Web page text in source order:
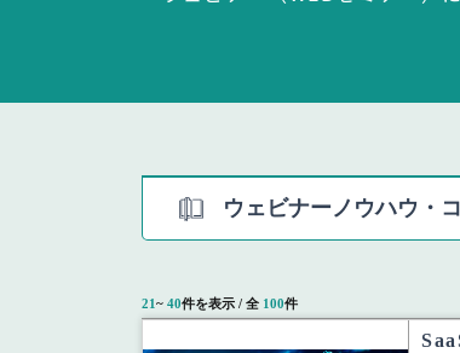
ウェビナーノウハウ・
21~ 40件を表示 / 全 100件